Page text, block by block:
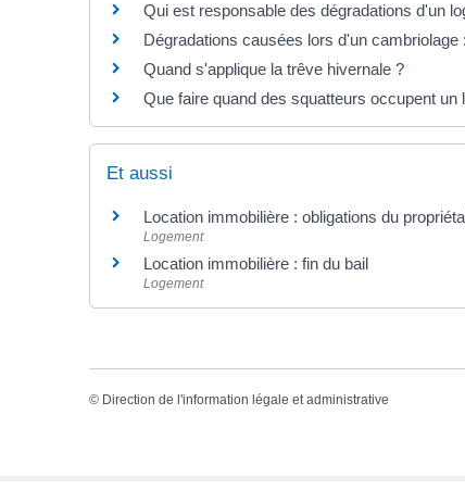
Qui est responsable des dégradations d'un
Dégradations causées lors d'un cambriolage
Quand s'applique la trêve hivernale ?
Que faire quand des squatteurs occupent un
Et aussi
Location immobilière : obligations du
Logement
Location immobilière : fin du bail
Logement
© Direction de l'information légale et administrative